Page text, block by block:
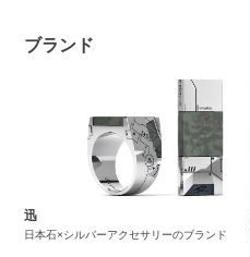
ブランド
迅
日本石×シルバーアクセサリーのブランド